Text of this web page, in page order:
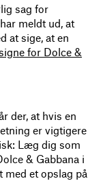
sag for
meldt ud, at
at sige, at en
for Dolce &
der, at hvis en
er vigtigere
Læg dig som
& Gabbana i
med et opslag på